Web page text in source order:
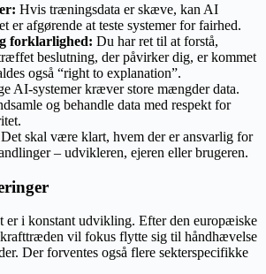
Hvis træningsdata er skæve, kan AI
er afgørende at teste systemer for fairhed.
forklarlighed: Du har ret til at forstå,
beslutning, der påvirker dig, er kommet
også “right to explanation”.
AI-systemer kræver store mængder data.
og behandle data med respekt for
Det skal være klart, hvem der er ansvarlig for
– udvikleren, ejeren eller brugeren.
er i konstant udvikling. Efter den europæiske
vil fokus flytte sig til håndhævelse
Der forventes også flere sekterspecifikke